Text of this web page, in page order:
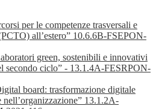
per le competenze trasversali e
all’estero” 10.6.6B-FSEPON-
green, sostenibili e innovativi
secondo ciclo” - 13.1.4A-FESRPON-
board: trasformazione digitale
nell’organizzazione” 13.1.2A-